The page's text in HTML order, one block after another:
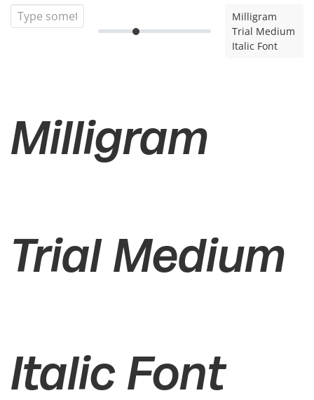
Milligram
Trial Medium
Italic Font
Milligram
Trial Medium
Italic Font